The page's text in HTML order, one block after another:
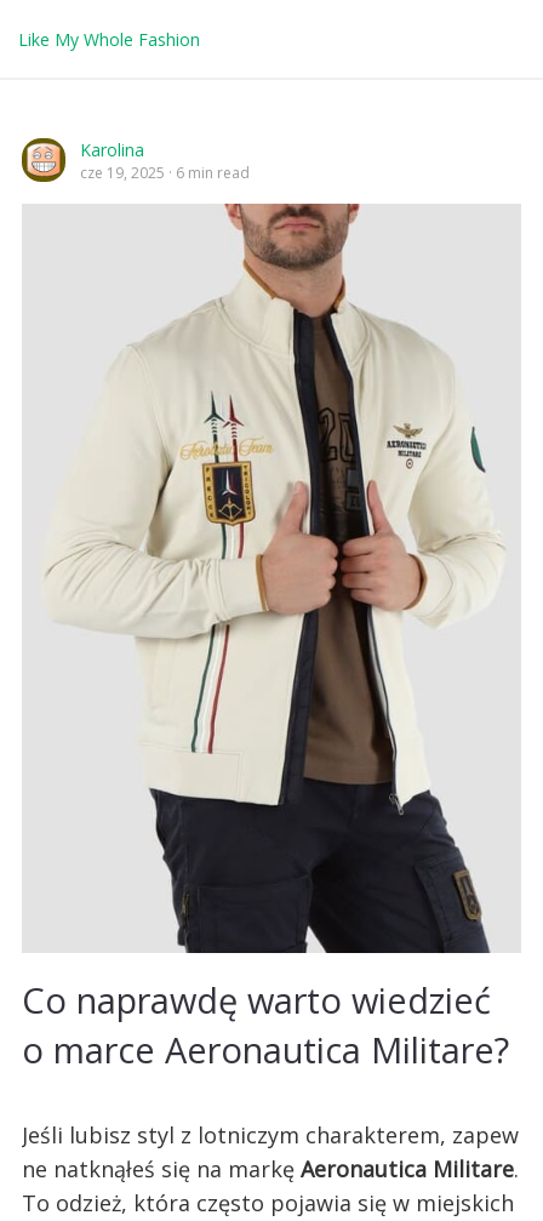
Like My Whole Fashion
Karolina
cze 19, 2025 6 min read
Co naprawdę warto wiedzieć
o marce Aeronautica Militare?
Jeśli lubisz styl z lotniczym charakterem, zapew
ne natknąłeś się na markę Aeronautica Militare.
To odzież, która często pojawia się w miejskich